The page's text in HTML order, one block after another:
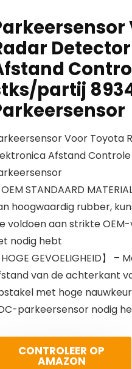
partij
Voor Toyota
Afstand
OEM STANDAARD
hoogwaardig rubber,
voldoen aan strikte
nodig hebt
HOGE GEVOELIGHEID】
van de achterkant
met hoge
parkeersensor nodig
CONTROLEER OP
AMAZON